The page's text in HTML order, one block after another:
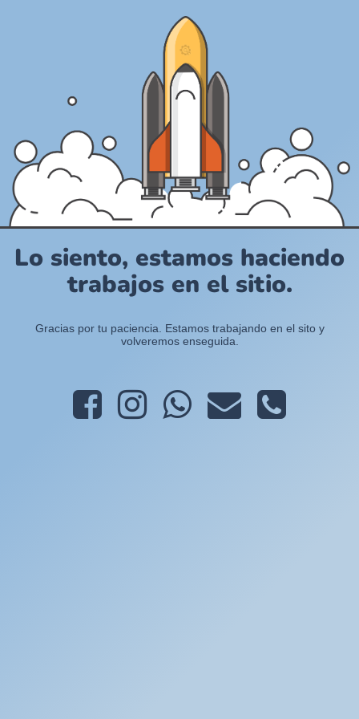
Lo siento, estamos haciendo
trabajos en el sitio.
Gracias por tu paciencia. Estamos trabajando en el sito y
volveremos enseguida.